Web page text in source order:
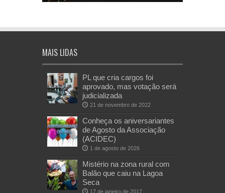
MAIS LIDAS
PL que cria cargos foi
aprovado, mas votação será
judicializada
21 de novembro de 2022
Conheça os aniversariantes
de Agosto da Associação
(ACIDEC)
1 de agosto de 2026
Mistério na zona rural com
Balão que caiu na Lagoa
Seca
17 de janeiro de 2017